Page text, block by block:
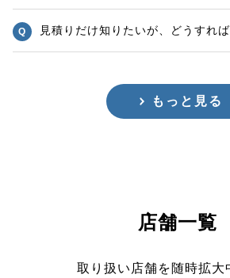
見積りだけ知りたいが、どうすれ
もっと見る
店舗一覧
取り扱い店舗を随時拡大